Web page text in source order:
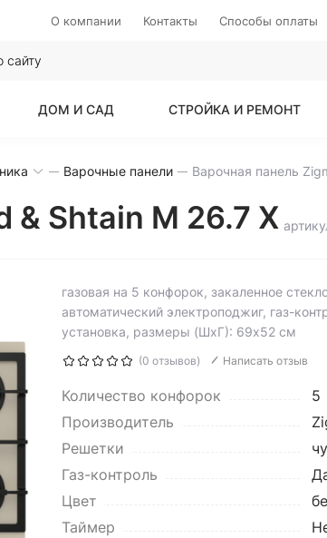
О компании Контакты Способы оплаты
ДОМ И САД СТРОЙКА И РЕМОНТ
Варочные панели
& Shtain M 26.7 X
газовая на 5 конфорок, закаленное
автоматический электроподжиг, газ-
установка, размеры (ШхГ): 69x52 см
(0 отзывов) Написать отзыв
Количество конфорок
5
Производитель
Решетки
Газ-контроль
Цвет
Таймер